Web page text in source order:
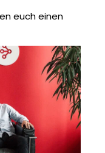
euch einen